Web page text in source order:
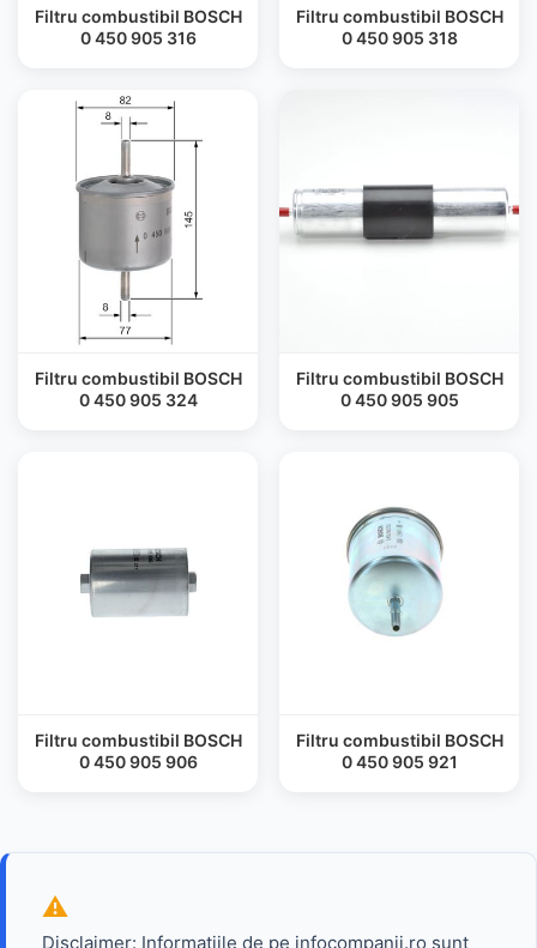
Filtru combustibil BOSCH
0 450 905 316
Filtru combustibil BOSCH
0 450 905 318
Filtru combustibil BOSCH
0 450 905 324
Filtru combustibil BOSCH
0 450 905 905
Filtru combustibil BOSCH
0 450 905 906
Filtru combustibil BOSCH
0 450 905 921
Disclaimer: Informatiile de pe infocompanii.ro sunt